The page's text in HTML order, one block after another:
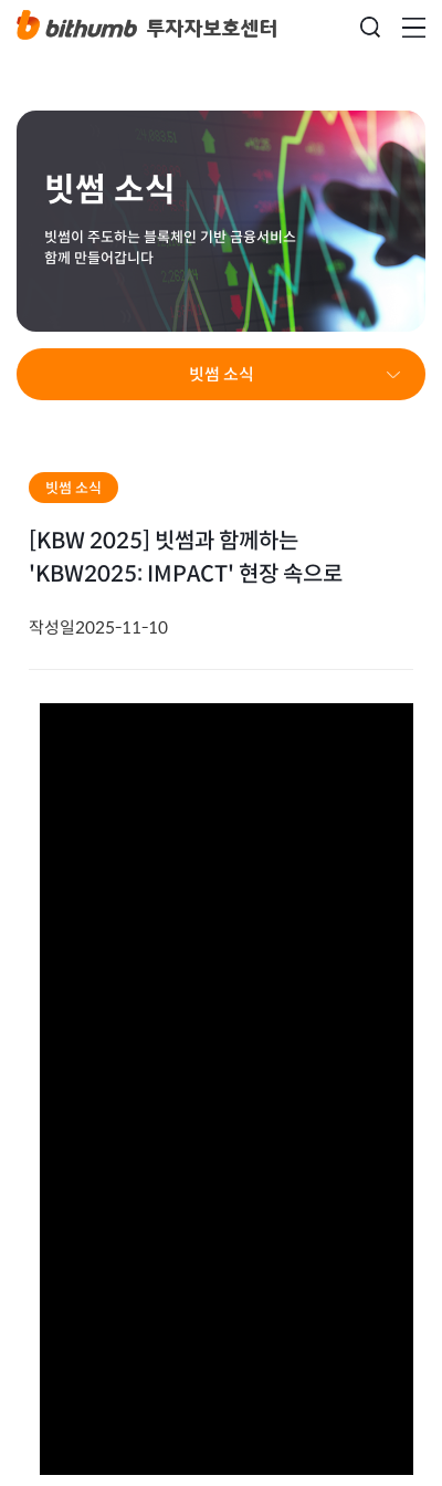
빗썸 소식
빗썸이 주도하는 블록체인 기반 금융서비스
함께 만들어갑니다
빗썸 소식
빗썸 소식
[KBW 2025] 빗썸과 함께하는
'KBW2025: IMPACT' 현장 속으로
작성일2025-11-10